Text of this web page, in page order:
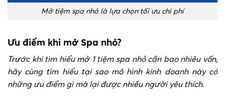
Mở tiệm spa nhỏ là lựa chọn tối ưu chi phí
Ưu điểm khi mở Spa nhỏ?
Trước khi tìm hiểu mở 1 tiệm spa nhỏ cần bao nhiêu vốn,
hãy cùng tìm hiểu tại sao mô hình kinh doanh này có
những ưu điểm gì mà lại được nhiều người yêu thích.